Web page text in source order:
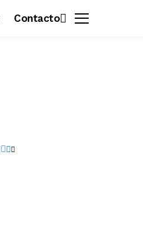
Contacto